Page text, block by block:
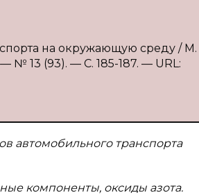
на окружающую среду /
№ 13 (93). — С. 185-187. — URL:
автомобильного транспорта
компоненты, оксиды азота.